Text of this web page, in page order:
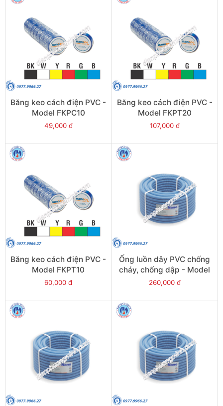
Băng keo cách điện PVC -
Model FKPC10
49,000 đ
Băng keo cách điện PVC -
Model FKPT20
107,000 đ
Băng keo cách điện PVC -
Model FKPT10
60,000 đ
Ống luồn dây PVC chống
cháy, chống dập - Model
FRG32GH
260,000 đ